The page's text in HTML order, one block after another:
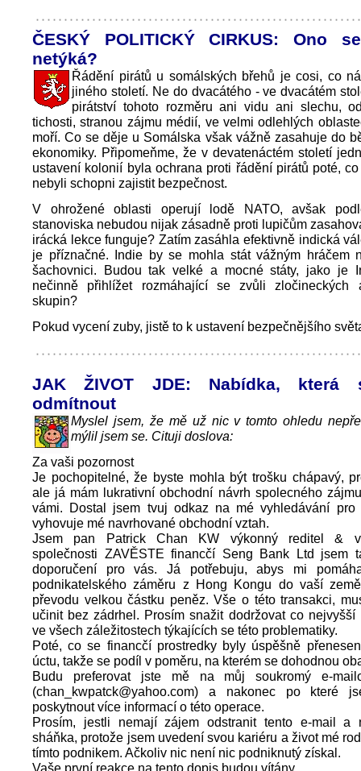
ČESKÝ POLITICKÝ CIRKUS: Ono
netýká?
Řádění pirátů u somálských břehů je cosi, co
jiného století. Ne do dvacátého - ve dvacátém
pirátství tohoto rozměru ani vidu ani slechu,
tichosti, stranou zájmu médií, ve velmi odlehlých
moří. Co se děje u Somálska však vážně zasahuje do
ekonomiky. Připomeňme, že v devatenáctém století
ustavení kolonií byla ochrana proti řádění pirátů poté,
nebyli schopni zajistit bezpečnost.
V ohrožené oblasti operují lodě NATO, avšak
stanoviska nebudou nijak zásadně proti lupičům
irácká lekce funguje? Zatím zasáhla efektivně indická
je příznačné. Indie by se mohla stát vážným hráčem
šachovnici. Budou tak velké a mocné státy, jako je
nečinně přihlížet rozmáhající se zvůli zločineckých
skupin?
Pokud vycení zuby, jistě to k ustavení bezpečnějšího
JAK ŽIVOT JDE: Nabídka, která
odmítnout
Myslel jsem, že mě už nic v tomto ohledu
mýlil jsem se. Cituji doslova:
Za vaši pozornost
Je pochopitelné, že byste mohla být trošku chápavý,
ale já mám lukrativní obchodní návrh spolecného
vámi. Dostal jsem tvuj odkaz na mé vyhledávání pro
vyhovuje mé navrhované obchodní vztah.
Jsem pan Patrick Chan KW výkonný reditel &
společnosti ZAVĚSTE financčí Seng Bank Ltd jsem
doporučení pro vás. Já potřebuju, abys mi
podnikatelského záměru z Hong Kongu do vaší
převodu velkou částku peněz. Vše o této transakci,
učinit bez zádrhel. Prosím snažit dodržovat co nejvyšší
ve všech záležitostech týkajících se této problematiky.
Poté, co se financčí prostredky byly úspěšně
úctu, takže se podíl v poměru, na kterém se dohodnou
Budu preferovat jste mě na můj soukromý e-
(chan_kwpatck@yahoo.com) a nakonec po které
poskytnout více informací o této operace.
Prosím, jestli nemají zájem odstranit tento e-mail a
sháňka, protože jsem uvedení svou kariéru a život mé
tímto podnikem. Ačkoliv nic není nic podniknutý získal.
Vaše první reakce na tento dopis budou vítány.